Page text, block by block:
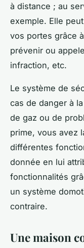
à distance ; au
exemple. Elle
vos portes grâce
prévenir ou
infraction, etc.
Le système de
cas de danger à
de gaz ou de
prime, vous avez
différentes
donnée en lui
fonctionnalités
un système
contraire.
Une maison